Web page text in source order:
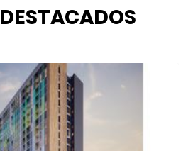
DESTACADOS